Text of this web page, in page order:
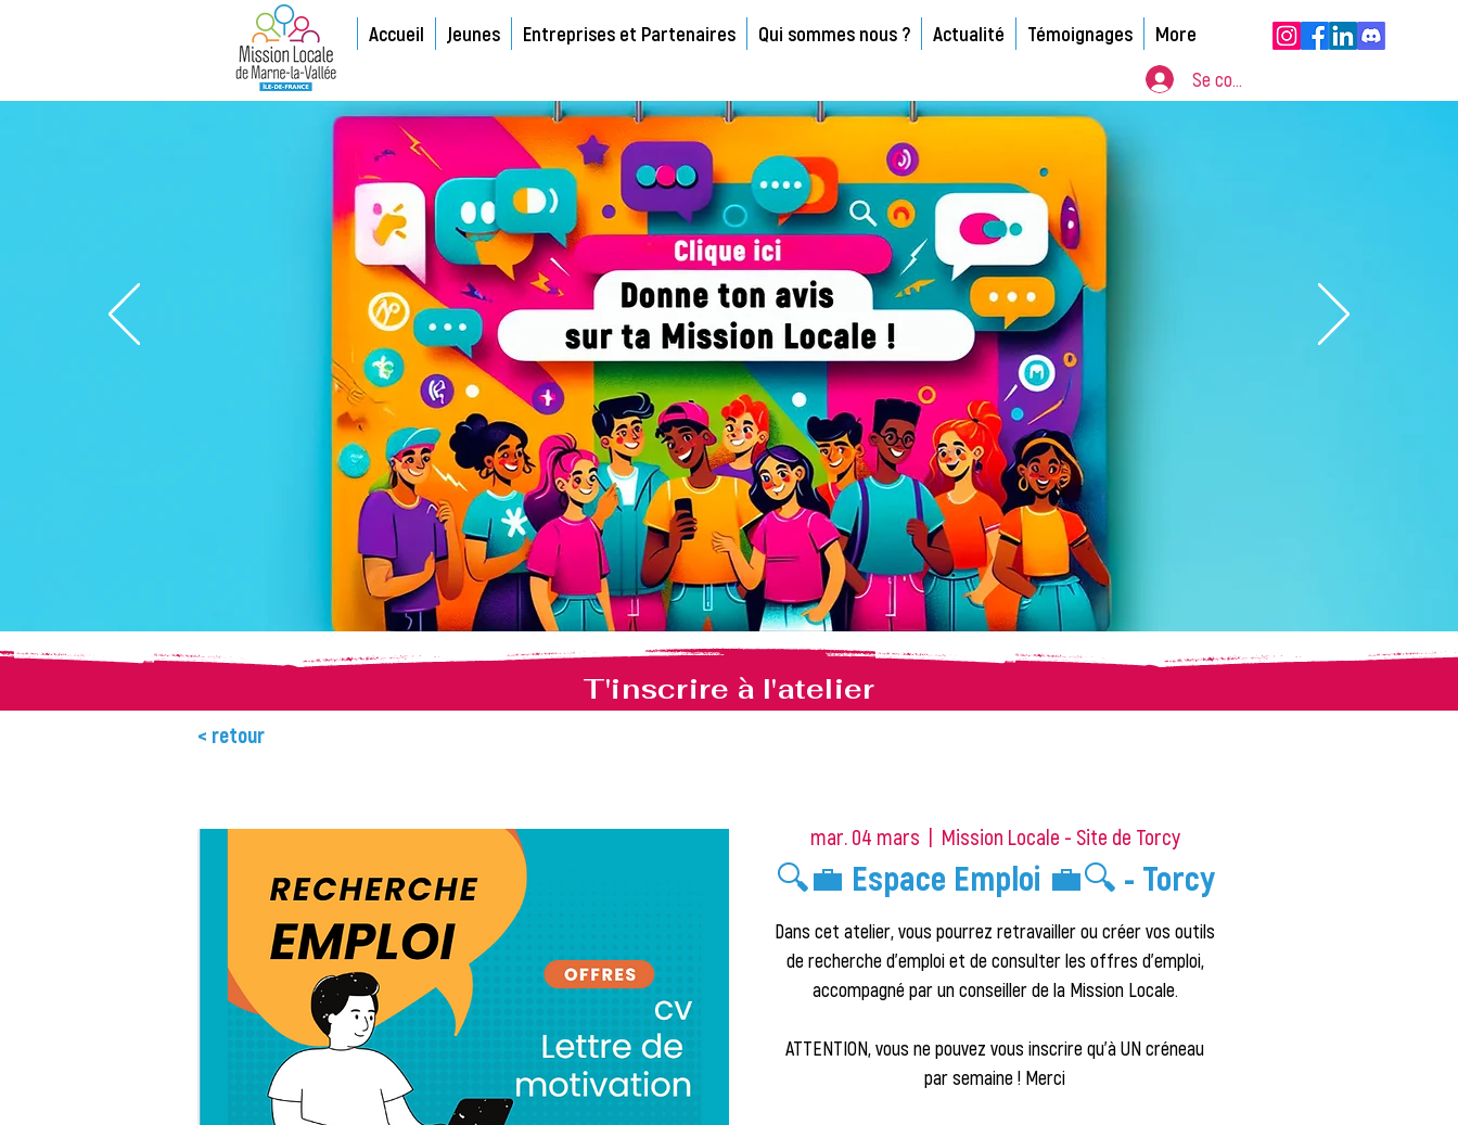
Accueil Jeunes Entreprises et Partenaires Qui sommes nous ? Actualité Témoignages More
Se connecter
T'inscrire à l'atelier
< retour
mar. 04 mars
  |
Mission Locale - Site de Torcy
🔍💼 Espace Emploi 💼🔍 - Torcy
Dans cet atelier, vous pourrez retravailler ou créer vos outils
de recherche d'emploi et de consulter les offres d'emploi,
accompagné par un conseiller de la Mission Locale.
ATTENTION, vous ne pouvez vous inscrire qu'à UN créneau
par semaine ! Merci